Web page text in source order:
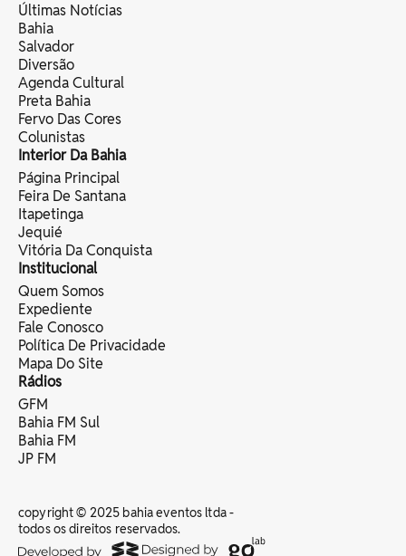
Últimas Notícias
Bahia
Salvador
Diversão
Agenda Cultural
Preta Bahia
Fervo Das Cores
Colunistas
Interior Da Bahia
Página Principal
Feira De Santana
Itapetinga
Jequié
Vitória Da Conquista
Institucional
Quem Somos
Expediente
Fale Conosco
Política De Privacidade
Mapa Do Site
Rádios
GFM
Bahia FM Sul
Bahia FM
JP FM
copyright © 2025 bahia eventos ltda -
todos os direitos reservados.